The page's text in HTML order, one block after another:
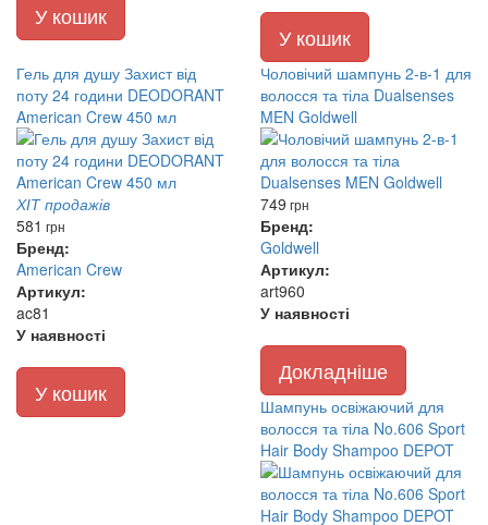
У кошик
У кошик
Гель для душу Захист від
поту 24 години DEODORANT
American Crew 450 мл
ХІТ продажів
581 грн
Бренд:
American Crew
Артикул:
ac81
У наявності
У кошик
Чоловічий шампунь 2-в-1 для
волосся та тіла Dualsenses
MEN Goldwell
749 грн
Бренд:
Goldwell
Артикул:
art960
У наявності
Докладніше
Шампунь освіжаючий для
волосся та тіла No.606 Sport
Hair Body Shampoo DEPOT